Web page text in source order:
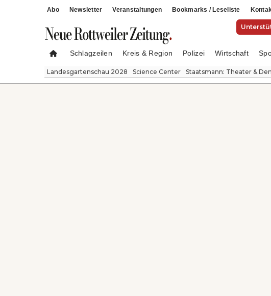
Abo Newsletter Veranstaltungen Bookmarks / Leseliste
Schlagzeilen Kreis & Region Polizei Wirtschaft
Landesgartenschau 2028 Science Center Staatsmann: Theater &